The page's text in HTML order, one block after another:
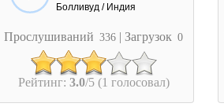
Болливуд / Индия
Прослушиваний 336 | Загрузок 0
Рейтинг: 3.0/5 (1 голосовал)